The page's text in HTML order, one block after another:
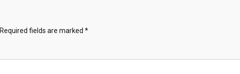
Required fields are marked *